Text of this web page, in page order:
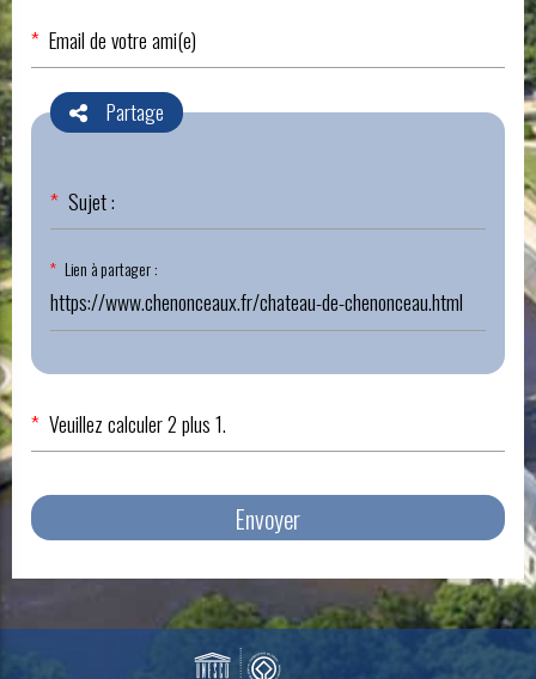
Champ
obligatoire
Email de votre ami(e)
*
Partage
Champ
obligatoire
Sujet :
*
Champ
obligatoire
Lien à partager :
*
Veuillez calculer 2 plus 1.
*